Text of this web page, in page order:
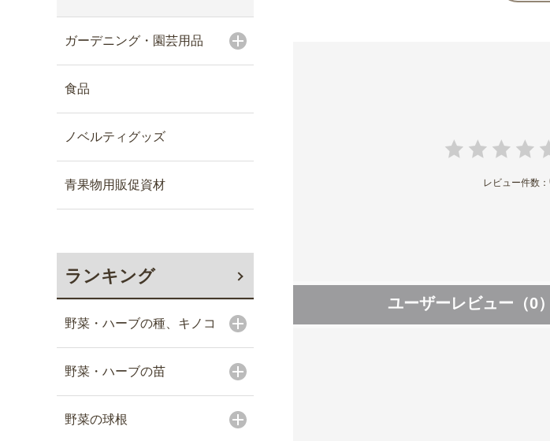
ガーデニング・園芸用品
食品
ノベルティグッズ
青果物用販促資材
ランキング
野菜・ハーブの種、キノコ
野菜・ハーブの苗
野菜の球根
レビュー件数：
ユーザーレビュー （0）